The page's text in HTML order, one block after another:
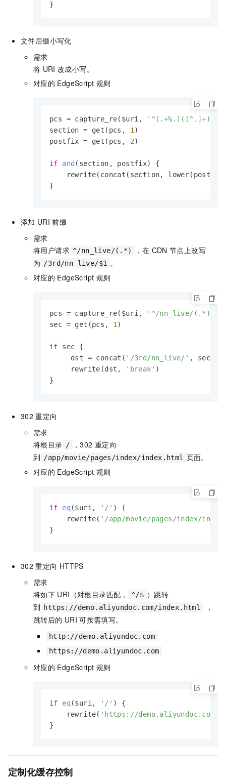
}
文件后缀小写化
需求
将 URI 改成小写。
对应的 EdgeScript 规则
pcs = capture_re($uri, '^(.+%.)([^.]+)'
section = get(pcs, 1)
postfix = get(pcs, 2)
if and (section, postfix)
{
rewrite(concat(section,
}
添加 URI 前缀
需求
将用户请求 ^/nn_live/(.*) ，在 CDN 节点上改写
为 /3rd/nn_live/$1 。
对应的 EdgeScript 规则
pcs = capture_re($uri, '^/nn_live/(.*)'
sec = get(pcs, 1)
if sec {
     dst = concat(
'/3rd/nn_live/' , sec)
     rewrite(dst,
'break' )
}
302 重定向
需求
将根目录 / ，302 重定向
到 /app/movie/pages/index/index.html 页面。
对应的 EdgeScript 规则
if eq($uri, '/' )
{
    rewrite(
'/app/movie/pages/index/
}
302 重定向 HTTPS
需求
将如下 URI（对根目录匹配， ^/$ ）跳转
到 https://demo.aliyundoc.com/index.html
，
跳转后的 URI 可按需填写。
http://demo.aliyundoc.com
https://demo.aliyundoc.com
对应的 EdgeScript 规则
if eq($uri, '/' )
{
    rewrite(
'https://demo.aliyundoc.com/
}
定制化缓存控制